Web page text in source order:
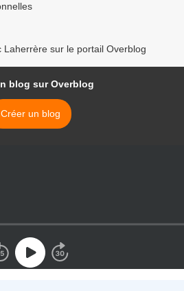
Laherrère sur le portail Overblog
blog sur Overblog
Créer un blog